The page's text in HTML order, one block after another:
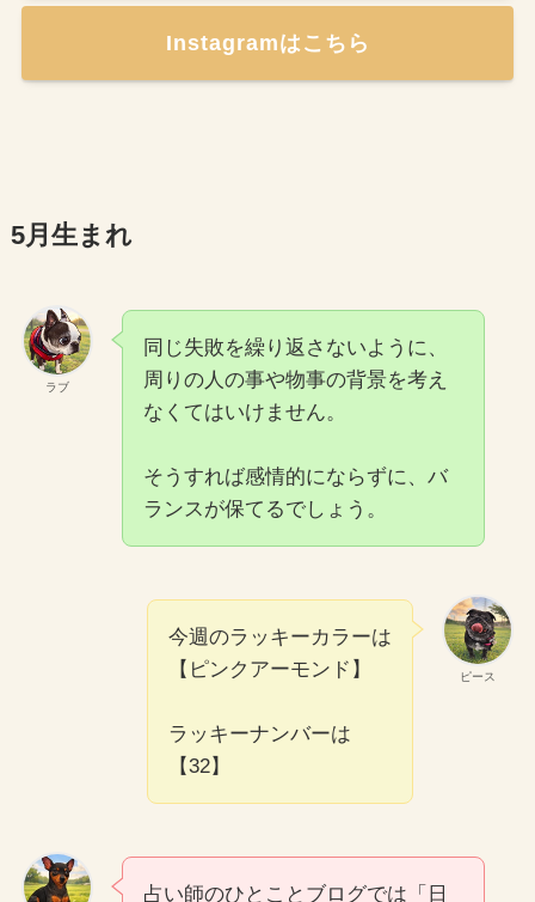
Instagramはこちら
5月生まれ
ラブ
同じ失敗を繰り返さないように、
周りの人の事や物事の背景を考え
なくてはいけません。
そうすれば感情的にならずに、バ
ランスが保てるでしょう。
ピース
今週のラッキーカラーは
【ピンクアーモンド】
ラッキーナンバーは
【32】
占い師のひとことブログでは「日